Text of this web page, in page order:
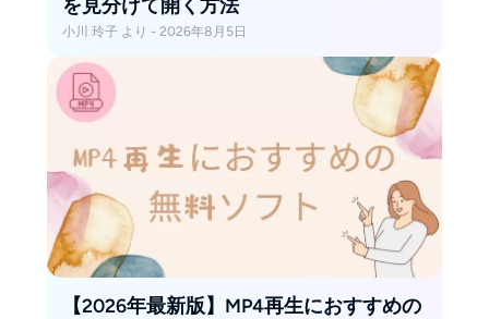
を見分けて開く方法
小川 玲子 より - 2026年8月5日
【2026年最新版】MP4再生におすすめの